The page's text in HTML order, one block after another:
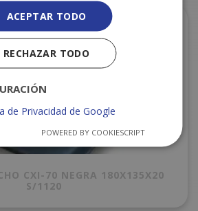
CXI-70 NEGRA 180X135X20
S/1120
ACEPTAR TODO
RECHAZAR TODO
de Privacidad de Google
POWERED BY COOKIESCRIPT